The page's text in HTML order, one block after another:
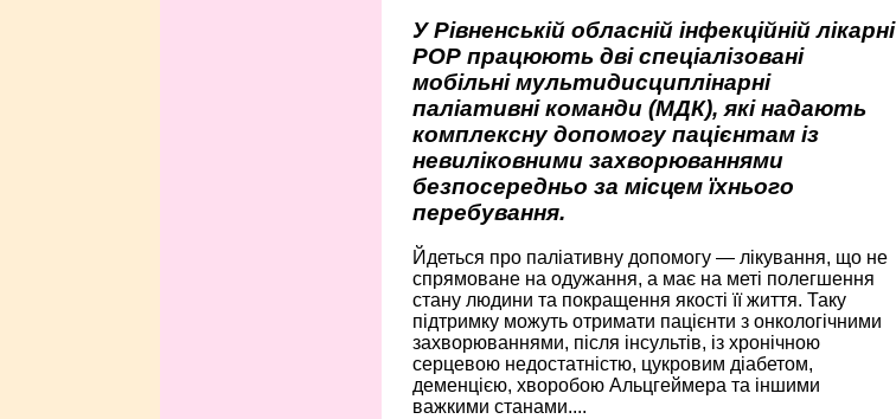
У Рівненській обласній інфекційній лікарні
РОР працюють дві спеціалізовані
мобільні мультидисциплінарні
паліативні команди (МДК), які надають
комплексну допомогу пацієнтам із
невиліковними захворюваннями
безпосередньо за місцем їхнього
перебування.
Йдеться про паліативну допомогу — лікування, що не
спрямоване на одужання, а має на меті полегшення
стану людини та покращення якості її життя. Таку
підтримку можуть отримати пацієнти з онкологічними
захворюваннями, після інсультів, із хронічною
серцевою недостатністю, цукровим діабетом,
деменцією, хворобою Альцгеймера та іншими
важкими станами....